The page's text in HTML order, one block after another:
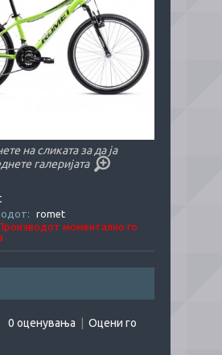
на сликата за да ја
галеријата
romet
моментално го
0 оценувања
Оцени го